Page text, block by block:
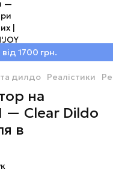
1700 грн.
та дилдо Реалістики
на
— Clear Dildo
в